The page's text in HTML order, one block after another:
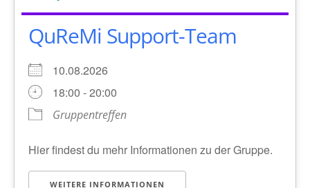
QuReMi Support-Team
10.08.2026
18:00 - 20:00
Gruppentreffen
Hier findest du mehr Informationen zu der Gruppe.
WEITERE INFORMATIONEN